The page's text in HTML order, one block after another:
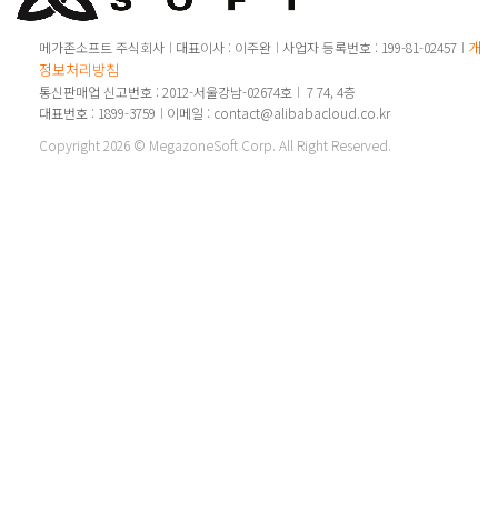
메가존소프트 주식회사 대표이사 : 이주완 사업자 등록번호 : 199-81-02457
개인
정보처리방침
통신판매업 신고번호 : 2012-서울강남-02674호
7 74, 4층
대표번호 : 1899-3759
이메일 : contact@alibabacloud.co.kr
Copyright 2026 © MegazoneSoft Corp. All Right Reserved.